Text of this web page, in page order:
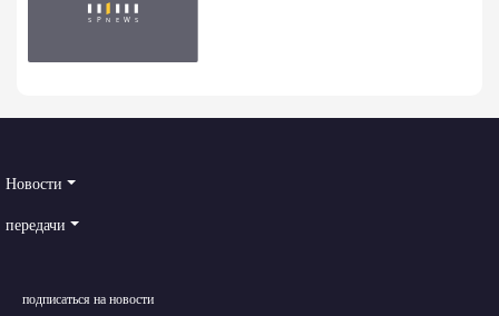
Новости
передачи
подписаться на новости